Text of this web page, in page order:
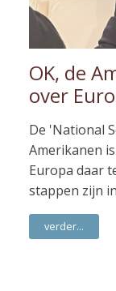
OK, de
over
De 'National
Amerikanen
Europa daar
stappen zijn
verder...